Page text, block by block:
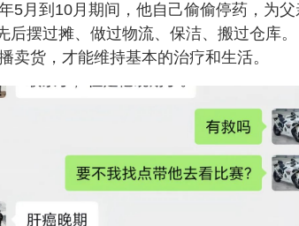
5月到10月期间，他自己偷偷停药，为父
摆过摊、做过物流、保洁、搬过仓库。
卖货，才能维持基本的治疗和生活。